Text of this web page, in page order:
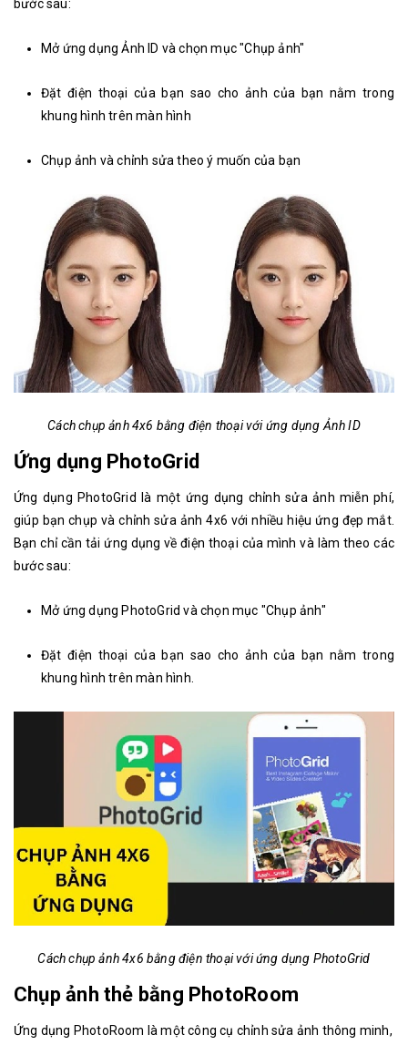
bước sau:
Mở ứng dụng Ảnh ID và chọn mục "Chụp ảnh"
Đặt điện thoại của bạn sao cho ảnh của bạn nằm trong
khung hình trên màn hình
Chụp ảnh và chỉnh sửa theo ý muốn của bạn
Cách chụp ảnh 4x6 bằng điện thoại với ứng dụng Ảnh ID
Ứng dụng PhotoGrid
Ứng dụng PhotoGrid là một ứng dụng chỉnh sửa ảnh miễn phí,
giúp bạn chụp và chỉnh sửa ảnh 4x6 với nhiều hiệu ứng đẹp mắt.
Bạn chỉ cần tải ứng dụng về điện thoại của mình và làm theo các
bước sau:
Mở ứng dụng PhotoGrid và chọn mục "Chụp ảnh"
Đặt điện thoại của bạn sao cho ảnh của bạn nằm trong
khung hình trên màn hình.
Cách chụp ảnh 4x6 bằng điện thoại với ứng dụng PhotoGrid
Chụp ảnh thẻ bằng PhotoRoom
Ứng dụng PhotoRoom là một công cụ chỉnh sửa ảnh thông minh,